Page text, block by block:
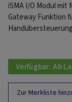
iSMA I/O Modul mit
Gateway Funktion
Handübersteuerung
Verfügbar:Ab
Zur Merkliste